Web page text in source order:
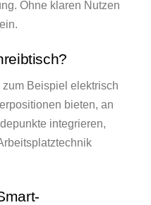
Ohne klaren Nutzen
Beispiel elektrisch
bieten, an
integrieren,